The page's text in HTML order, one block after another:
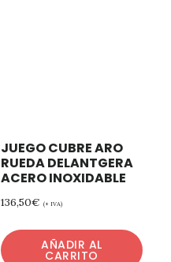
JUEGO CUBRE ARO
RUEDA DELANTGERA
ACERO INOXIDABLE
136,50€ (+ IVA)
AÑADIR AL
CARRITO